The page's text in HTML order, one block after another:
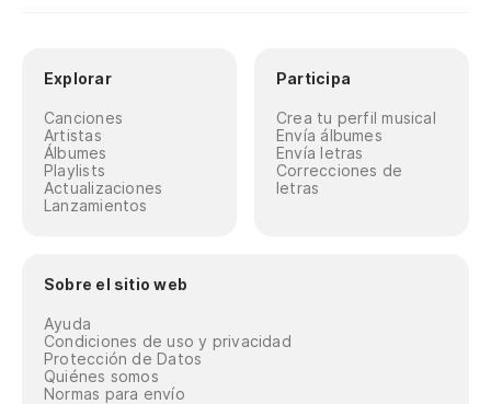
Explorar
Canciones
Artistas
Álbumes
Playlists
Actualizaciones
Lanzamientos
Participa
Crea tu perfil musical
Envía álbumes
Envía letras
Correcciones de
letras
Sobre el sitio web
Ayuda
Condiciones de uso y privacidad
Protección de Datos
Quiénes somos
Normas para envío